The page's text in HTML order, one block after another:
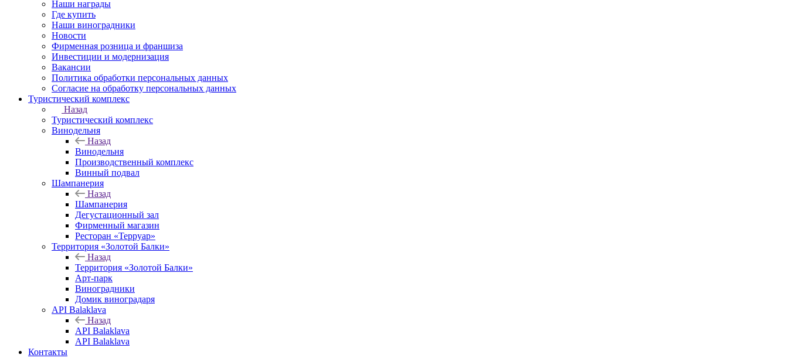
Наши награды
Где купить
Наши виноградники
Новости
Фирменная розница и франшиза
Инвестиции и модернизация
Вакансии
Политика обработки персональных данных
Согласие на обработку персональных данных
Туристический комплекс
Назад
Туристический комплекс
Винодельня
Назад
Винодельня
Производственный комплекс
Винный подвал
Шампанерия
Назад
Шампанерия
Дегустационный зал
Фирменный магазин
Ресторан «Терруар»
Территория «Золотой Балки»
Назад
Территория «Золотой Балки»
Арт-парк
Виноградники
Домик виноградаря
API Balaklava
Назад
API Balaklava
API Balaklava
Контакты